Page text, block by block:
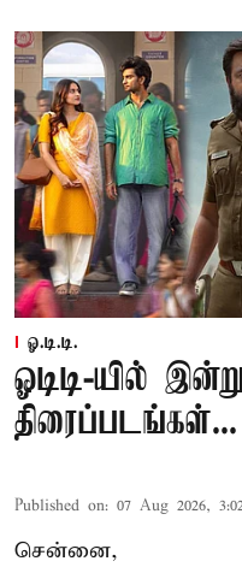
ஓ.டி.டி.
ஓடிடி-யில்
Published on: 07 Aug 2026,
சென்னை,